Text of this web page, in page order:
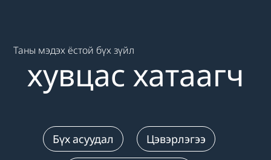
Таны мэдэх ёстой бүх зүйл
хувцас хатаагч
Бүх асуудал Цэвэрлэгээ